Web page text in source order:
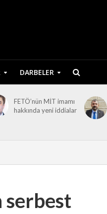
DARBELER
FETÖ’nün MİT imamı
hakkında yeni iddialar